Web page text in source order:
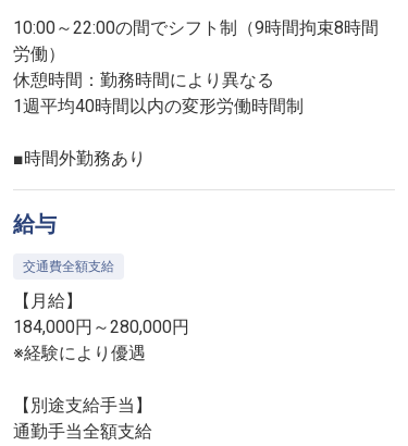
10:00～22:00の間でシフト制（9時間拘束8時間
労働）
休憩時間：勤務時間により異なる
1週平均40時間以内の変形労働時間制
■時間外勤務あり
給与
交通費全額支給
【月給】
184,000円～280,000円
※経験により優遇
【別途支給手当】
通勤手当全額支給